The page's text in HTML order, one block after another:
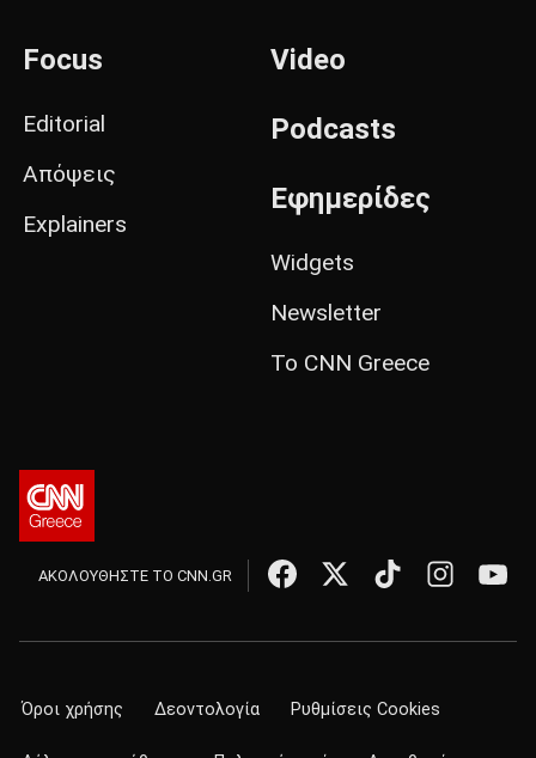
Focus
Editorial
Απόψεις
Explainers
Video
Podcasts
Εφημερίδες
Widgets
Newsletter
Το CNN Greece
ΑΚΟΛΟΥΘΗΣΤΕ ΤΟ CNN.GR
Όροι χρήσης Δεοντολογία Ρυθμίσεις Cookies